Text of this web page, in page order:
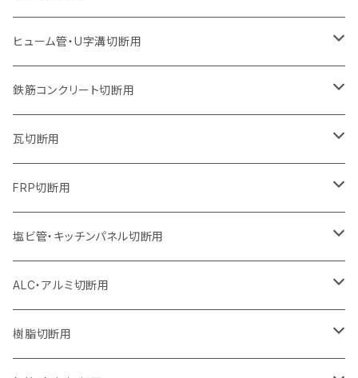
セグメントタイプ
305mm（12インチ）
セグメント
セグメント（特殊凸凹加工チップ）
355mm（14インチ）
セグメント
セグメント（特殊凸凹加工チップ）
405mm（16インチ）
セグメントタイプ
ウェーブタイプ
セグメントタイプ
ウェーブタイプ
230mm（9インチ）
セグメントタイプ
ウェーブタイプ
255mm（10インチ）
セグメントタイプ
305mm（12インチ）
セグメント
セグメント（特殊凸凹加工チップ）
355mm（14インチ）
セグメント
セグメント（特殊凸凹加工チップ）
ウェーブタイプ
セグメントタイプ
ウェーブタイプ
205mm（8インチ）
セグメントタイプ
ウェーブタイプ
230mm（9インチ）
セグメントタイプ
ウェーブタイプ
255mm（10インチ）
セグメントタイプ
305mm（12インチ）
セグメント
セグメント（特殊凸凹加工チップ）
355mm（14インチ）
セグメント
セグメント（特殊凸凹加工チップ）
セグメントタイプ（ビス穴付き
セグメントタイプ
180mm（7インチ）
セグメントタイプ
205mm（8インチ）
セグメントタイプ
230mm（9インチ）
セグメントタイプ
255mm（10インチ）
セグメントタイプ（一般道路カッター用
305mm（12インチ）
セグメントタイプ
セグメントタイプ（一般道路カッター用
355mm（14インチ）
セグメントタイプ
405mm（16インチ）
セグメントタイプ（ビス穴付き
セグメントタイプ
セグメントタイプ（ビス穴付き
150mm（6インチ）
セグメントタイプ
180mm（7インチ）
セグメントタイプ
205mm（8インチ）
セグメントタイプ
230mm（9インチ）
セグメントタイプ
305mm（12インチ）
セグメントタイプ
埋設鋳鉄管工事対応タイプ
355mm（14インチ）
セグメントタイプ
405mm（16インチ）
セグメントタイプ
ウェーブタイプ
125mm（5インチ）
セグメントタイプ
ウェーブタイプ
150mm（6インチ）
セグメントタイプ
ウェーブタイプ
180mm（7インチ）
セグメントタイプ
ウェーブタイプ
205mm（8インチ）
セグメントタイプ
ウェーブタイプ
230mm（9インチ）
セグメントタイプ
ウェーブタイプ
255mm（10インチ）
セグメントタイプ
305mm（12インチ）
125mm（5インチ）
ヒューム管・U字溝切断用
105mm（4インチ）
セグメントタイプ
125mm（5インチ）
セグメントタイプ
150mm（6インチ）
セグメントタイプ
180mm（7インチ）
セグメントタイプ
205mm（8インチ）
セグメントタイプ
230mm（9インチ）
鉄筋コンクリート切断用
305mm（12インチ）
セグメントタイプ
355mm（14インチ）
セグメントタイプ
405mm（16インチ）
セグメントタイプ
瓦切断用
105mm（4インチ）
FRP切断用
125ｍｍ（5インチ）
塩ビ管・キッチンパネル切断用
125ｍｍ（5インチ）
ALC・アルミ切断用
305mm（12インチ）
樹脂切断用